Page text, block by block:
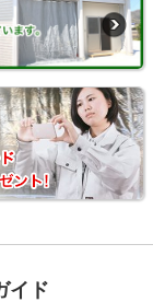
イド